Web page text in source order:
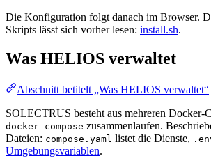
Die Konfiguration folgt danach im Browser.
Skripts lässt sich vorher lesen: install.sh.
Was HELIOS verwaltet
Abschnitt betitelt „Was HELIOS verwaltet“
SOLECTRUS besteht aus mehreren Docker-
docker compose zusammenlaufen.
Dateien: compose.yaml listet die Dienste,
Umgebungsvariablen.